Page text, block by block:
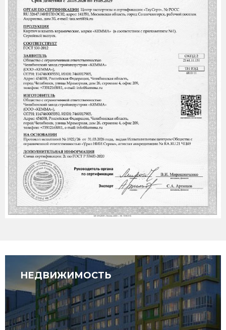
НЕДВИЖИМОСТЬ